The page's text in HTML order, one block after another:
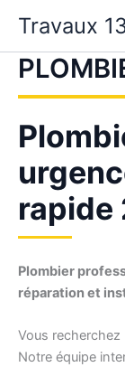
contenu
Travaux
rapide
Plombier
réparation et
Vous recherchez
Notre équipe